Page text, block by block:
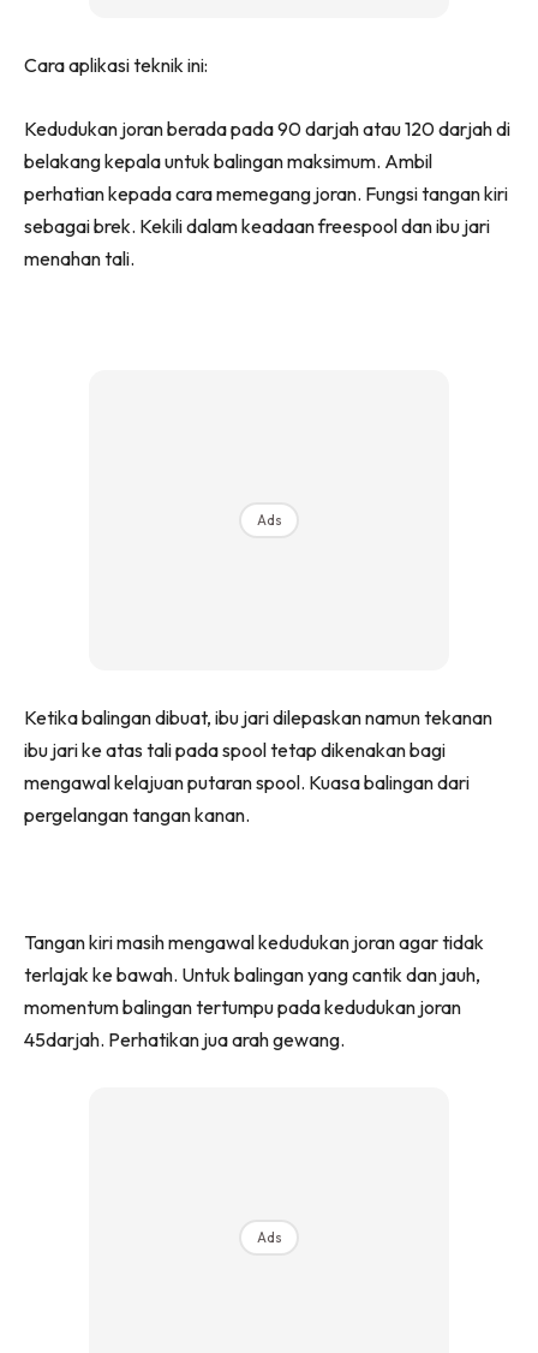
Cara aplikasi teknik ini:
Kedudukan joran berada pada 90 darjah atau 120 darjah di
belakang kepala untuk balingan maksimum. Ambil
perhatian kepada cara memegang joran. Fungsi tangan kiri
sebagai brek. Kekili dalam keadaan freespool dan ibu jari
menahan tali.
Ads
Ketika balingan dibuat, ibu jari dilepaskan namun tekanan
ibu jari ke atas tali pada spool tetap dikenakan bagi
mengawal kelajuan putaran spool. Kuasa balingan dari
pergelangan tangan kanan.
Tangan kiri masih mengawal kedudukan joran agar tidak
terlajak ke bawah. Untuk balingan yang cantik dan jauh,
momentum balingan tertumpu pada kedudukan joran
45darjah. Perhatikan jua arah gewang.
Ads